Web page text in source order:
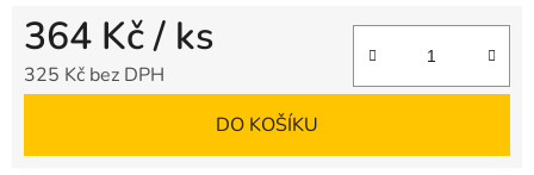
364 Kč/ ks
325 Kč bez DPH
DO KOŠÍKU